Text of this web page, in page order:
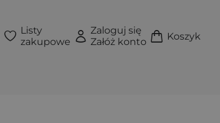
Listy
zakupowe
Zaloguj się
Załóż konto
Koszyk